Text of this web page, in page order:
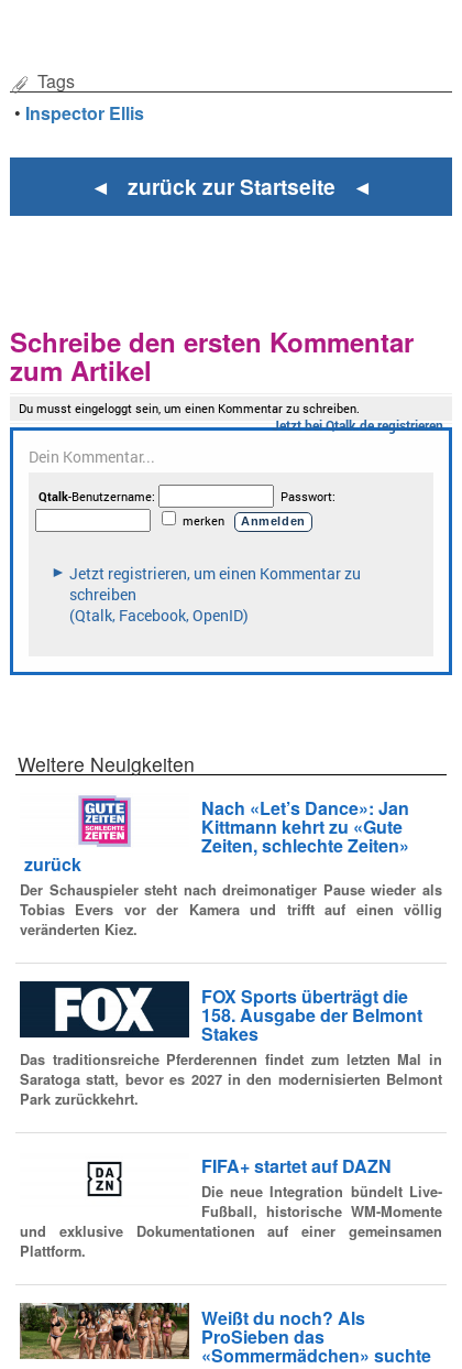
Tags
• Inspector Ellis
◄ zurück zur Startseite ◄
Schreibe den ersten Kommentar
zum Artikel
Weitere Neuigkeiten
Nach «Let’s Dance»: Jan
Kittmann kehrt zu «Gute
Zeiten, schlechte Zeiten»
zurück
Der Schauspieler steht nach dreimonatiger Pause wieder als
Tobias Evers vor der Kamera und trifft auf einen völlig
veränderten Kiez.
FOX Sports überträgt die
158. Ausgabe der Belmont
Stakes
Das traditionsreiche Pferderennen findet zum letzten Mal in
Saratoga statt, bevor es 2027 in den modernisierten Belmont
Park zurückkehrt.
FIFA+ startet auf DAZN
Die neue Integration bündelt Live-
Fußball, historische WM-Momente
und exklusive Dokumentationen auf einer gemeinsamen
Plattform.
Weißt du noch? Als
ProSieben das
«Sommermädchen» suchte